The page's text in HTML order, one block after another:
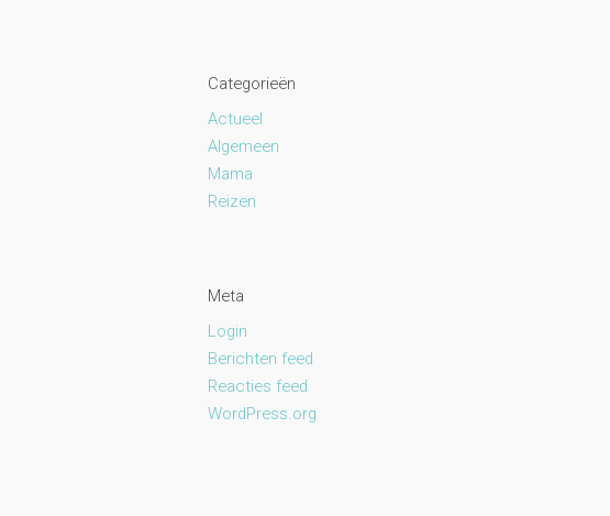
Categorieën
Actueel
Algemeen
Mama
Reizen
Meta
Login
Berichten feed
Reacties feed
WordPress.org